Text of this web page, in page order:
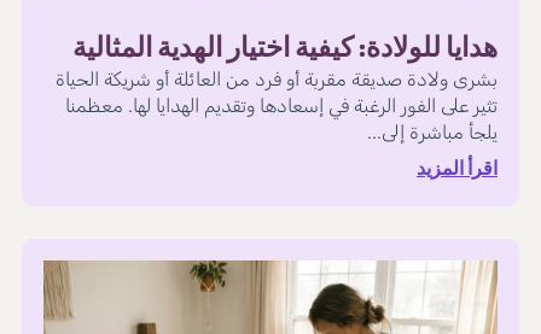
هدايا للولادة: كيفية اختيار الهدية المثالية
بشرى ولادة صديقة مقربة أو فرد من العائلة أو شريكة الحياة
تثير على الفور الرغبة في إسعادها وتقديم الهدايا لها. معظمنا
يلجأ مباشرة إلى...
اقرأ المزيد